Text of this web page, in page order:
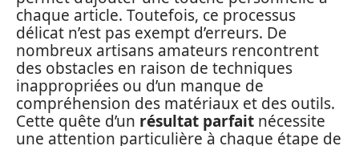
chaque article. Toutefois, ce processus
délicat n’est pas exempt d’erreurs. De
nombreux artisans amateurs rencontrent
des obstacles en raison de techniques
inappropriées ou d’un manque de
compréhension des matériaux et des outils.
Cette quête d’un résultat parfait nécessite
une attention particulière à chaque étape de